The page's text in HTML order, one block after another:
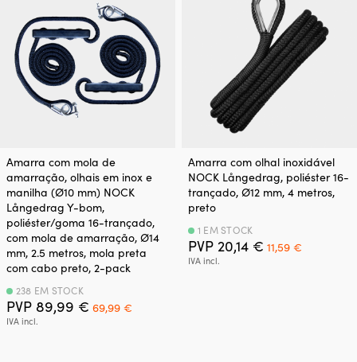
Amarra com mola de
amarração, olhais em inox e
manilha (Ø10 mm) NOCK
Långedrag Y-bom,
poliéster/goma 16-trançado,
com mola de amarração, Ø14
mm, 2.5 metros, mola preta
com cabo preto, 2-pack
PVP 89,99 € O
preço
69,99 €
IVA incl.
238 EM STOCK
Amarra com olhal inoxidável
NOCK Långedrag, poliéster 16-
trançado, Ø12 mm, 4 metros,
preto
PVP 20,14 € O
preço
11,59 €O
IVA incl.
1 EM STOCK